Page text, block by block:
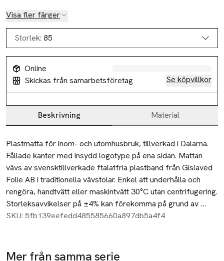
Visa fler färger
Storlek: 85
Online
Skickas från samarbetsföretag
Se köpvillkor
Beskrivning Material
Beskrivning
Plastmatta för inom- och utomhusbruk, tillverkad i Dalarna.
Fållade kanter med insydd logotype på ena sidan. Mattan
vävs av svensktillverkade ftalatfria plastband från Gislaved
Folie AB i traditionella vävstolar. Enkel att underhålla och
rengöra, handtvätt eller maskintvätt 30°C utan centrifugering.
Storleksavvikelser på ±4% kan förekomma på grund av
vävtekniska skäl. Tjocklek ca 10 mm.
SKU: 5fb139eefedd485585660a897db5a4f4
Mer från samma serie